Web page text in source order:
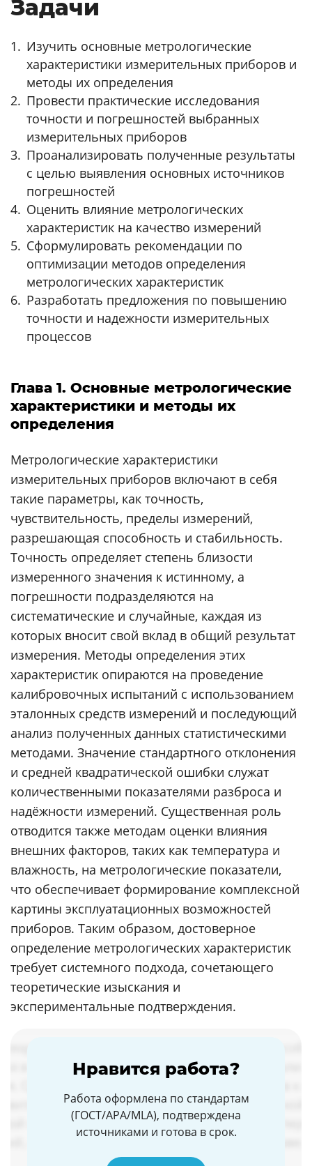
Задачи
Изучить основные метрологические
характеристики измерительных приборов и
методы их определения
Провести практические исследования
точности и погрешностей выбранных
измерительных приборов
Проанализировать полученные результаты
с целью выявления основных источников
погрешностей
Оценить влияние метрологических
характеристик на качество измерений
Сформулировать рекомендации по
оптимизации методов определения
метрологических характеристик
Разработать предложения по повышению
точности и надежности измерительных
процессов
Глава 1. Основные метрологические
характеристики и методы их
определения
Метрологические характеристики
измерительных приборов включают в себя
такие параметры, как точность,
чувствительность, пределы измерений,
разрешающая способность и стабильность.
Точность определяет степень близости
измеренного значения к истинному, а
погрешности подразделяются на
систематические и случайные, каждая из
которых вносит свой вклад в общий результат
измерения. Методы определения этих
характеристик опираются на проведение
калибровочных испытаний с использованием
эталонных средств измерений и последующий
анализ полученных данных статистическими
методами. Значение стандартного отклонения
и средней квадратической ошибки служат
количественными показателями разброса и
надёжности измерений. Существенная роль
отводится также методам оценки влияния
внешних факторов, таких как температура и
влажность, на метрологические показатели,
что обеспечивает формирование комплексной
картины эксплуатационных возможностей
приборов. Таким образом, достоверное
определение метрологических характеристик
требует системного подхода, сочетающего
теоретические изыскания и
экспериментальные подтверждения.
Нравится работа?
Работа оформлена по стандартам
(ГОСТ/APA/MLA), подтверждена
источниками и готова в срок.